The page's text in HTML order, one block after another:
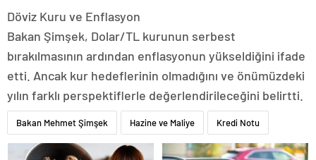
Döviz Kuru ve Enflasyon
Bakan Şimşek, Dolar/TL kurunun serbest
bırakılmasının ardından enflasyonun yükseldiğini ifade
etti. Ancak kur hedeflerinin olmadığını ve önümüzdeki
yılın farklı perspektiflerle değerlendirileceğini belirtti.
Bakan Mehmet Şimşek Hazine ve Maliye Kredi Notu